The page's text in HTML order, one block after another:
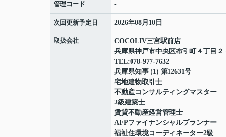
管理コード -
次回更新予定日 2026年08月10日
取扱会社
COCOLIV三宮駅前店
兵庫県神戸市中央区布引町４丁目２
TEL:078-977-7632
兵庫県知事 (1) 第12631号
宅地建物取引士
不動産コンサルティングマスター
2級建築士
賃貸不動産経営管理士
AFPファイナンシャルプランナー
福祉住環境コーディネーター2級